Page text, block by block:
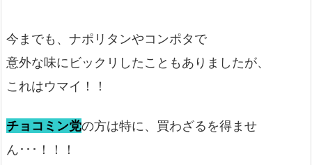
今までも、ナポリタンやコンポタで
意外な味にビックリしたこともありましたが、
これはウマイ！！
チョコミン党の方は特に、買わざるを得ませ
ん･･･！！！